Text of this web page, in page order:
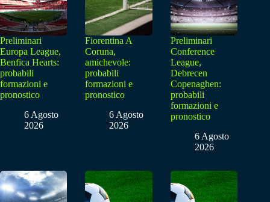
Preliminari
Europa League,
Benfica Hearts:
probabili
formazioni e
pronostico
6 Agosto
2026
Fiorentina A
Coruna,
amichevole:
probabili
formazioni e
pronostico
6 Agosto
2026
Preliminari
Conference
League,
Debrecen
Copenaghen:
probabili
formazioni e
pronostico
6 Agosto
2026